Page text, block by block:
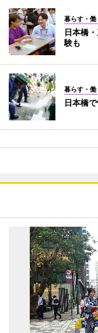
暮らす・働
日本橋
験も
暮らす・働
日本橋